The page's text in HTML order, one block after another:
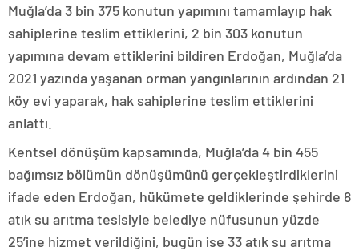
Muğla’da 3 bin 375 konutun yapımını tamamlayıp hak
sahiplerine teslim ettiklerini, 2 bin 303 konutun
yapımına devam ettiklerini bildiren Erdoğan, Muğla’da
2021 yazında yaşanan orman yangınlarının ardından 21
köy evi yaparak, hak sahiplerine teslim ettiklerini
anlattı.
Kentsel dönüşüm kapsamında, Muğla’da 4 bin 455
bağımsız bölümün dönüşümünü gerçekleştirdiklerini
ifade eden Erdoğan, hükümete geldiklerinde şehirde 8
atık su arıtma tesisiyle belediye nüfusunun yüzde
25’ine hizmet verildiğini, bugün ise 33 atık su arıtma